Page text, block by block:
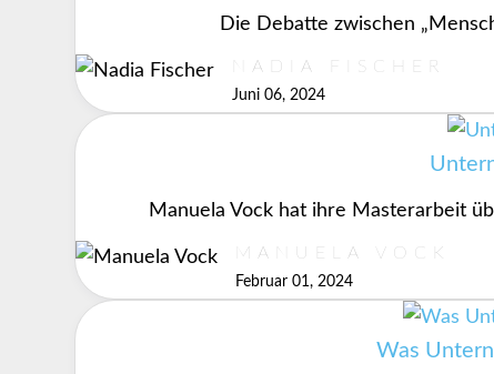
Die Debatte zwischen
NADIA FISCHER
Juni 06, 2024
Manuela Vock hat ihre Masterarbeit
MANUELA VOCK
Februar 01, 2024
Was